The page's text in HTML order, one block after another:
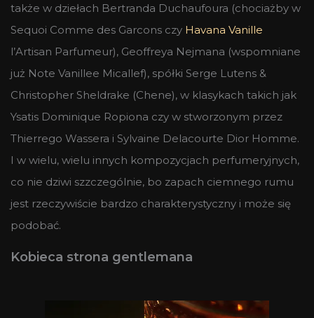
także w dziełach Bertranda Duchaufoura (chociażby w
Sequoi Comme des Garcons czy Havana Vanille
l’Artisan Parfumeur), Geoffreya Nejmana (wspomniane
już Note Vanillee Micallef), spółki Serge Lutens &
Christopher Sheldrake (Chene), w klasykach takich jak
Ysatis Dominique Ropiona czy w stworzonym przez
Thierrego Wassera i Sylvaine Delacourte Dior Homme.
I w wielu, wielu innych kompozycjach perfumeryjnych,
co nie dziwi szzczególnie, bo zapach ciemnego rumu
jest rzeczywiście bardzo charakterystyczny i może się
podobać.
Kobieca strona gentlemana